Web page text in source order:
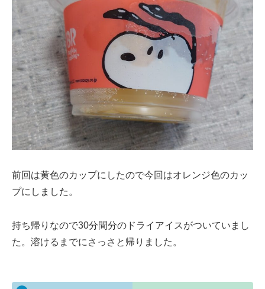
前回は黄色のカップにしたので今回はオレンジ色のカッ
プにしました。
持ち帰りなので30分間分のドライアイスがついていまし
た。溶けるまでにさっさと帰りました。